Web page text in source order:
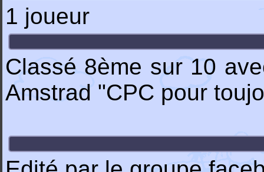
1 joueur
Classé 8ème sur 10
Amstrad "CPC pour